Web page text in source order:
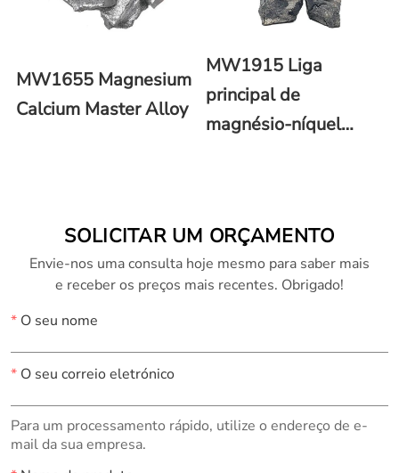
MW1655 Magnesium
Calcium Master Alloy
MW1915 Liga
principal de
magnésio-níquel
SOLICITAR UM ORÇAMENTO
Envie-nos uma consulta hoje mesmo para saber mais
e receber os preços mais recentes. Obrigado!
*O seu nome
*O seu correio eletrónico
Para um processamento rápido, utilize o endereço de e-
mail da sua empresa.